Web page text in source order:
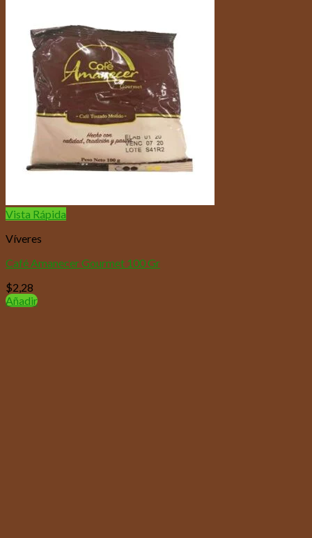
Vista Rápida
Víveres
Café Amanecer Gourmet 100 Gr
$2,28
Añadir